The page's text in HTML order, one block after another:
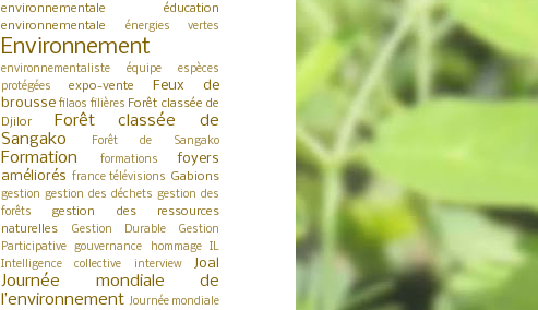
environnementale
éducation
environnementale
énergies vertes
Environnement
environnementaliste équipe
espèces
protégées
expo-vente
Feux de
brousse filaos filières Forêt classée de
Djilor
Forêt classée de
Sangako
Forêt de Sangako
Formation formations
foyers
améliorés france télévisions Gabions
gestion gestion des déchets gestion des
forêts
gestion des ressources
naturelles
Gestion Durable
Gestion
Participative
gouvernance hommage
IL
Intelligence collective
interview Joal
Journée mondiale de
l’environnement Journée mondiale